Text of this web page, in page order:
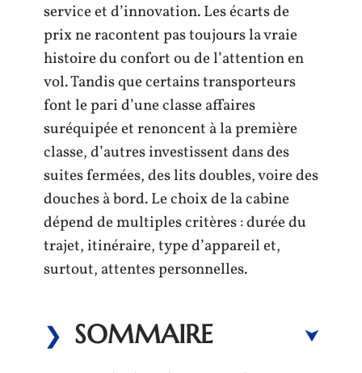
service et d’innovation. Les écarts de
prix ne racontent pas toujours la vraie
histoire du confort ou de l’attention en
vol. Tandis que certains transporteurs
font le pari d’une classe affaires
suréquipée et renoncent à la première
classe, d’autres investissent dans des
suites fermées, des lits doubles, voire des
douches à bord. Le choix de la cabine
dépend de multiples critères : durée du
trajet, itinéraire, type d’appareil et,
surtout, attentes personnelles.
SOMMAIRE